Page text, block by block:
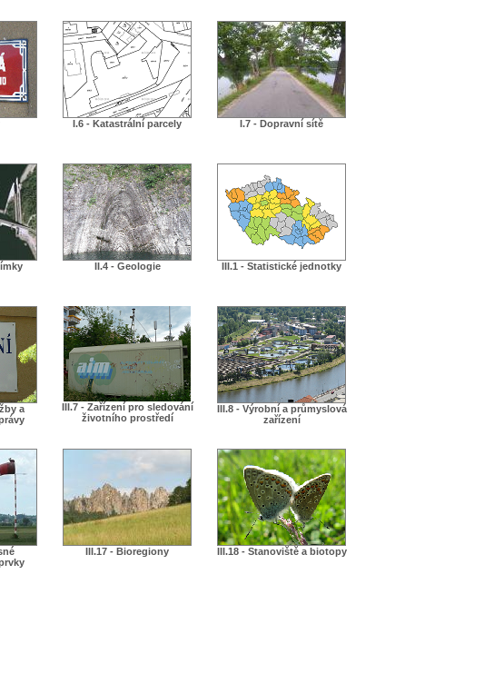
I.6 - Katastrální parcely I.7 - Dopravní sítě
II.4 - Geologie III.1 - Statistické jednotky
a
III.7 - Zařízení pro sledování
životního prostředí
III.8 - Výrobní a průmyslová
zařízení
III.17 - Bioregiony III.18 - Stanoviště a biotopy